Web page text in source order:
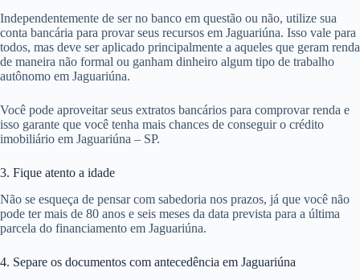
Independentemente de ser no banco em questão ou não, utilize sua
conta bancária para provar seus recursos em Jaguariúna. Isso vale para
todos, mas deve ser aplicado principalmente a aqueles que geram renda
de maneira não formal ou ganham dinheiro algum tipo de trabalho
autônomo em Jaguariúna.
Você pode aproveitar seus extratos bancários para comprovar renda e
isso garante que você tenha mais chances de conseguir o crédito
imobiliário em Jaguariúna – SP.
3. Fique atento a idade
Não se esqueça de pensar com sabedoria nos prazos, já que você não
pode ter mais de 80 anos e seis meses da data prevista para a última
parcela do financiamento em Jaguariúna.
4. Separe os documentos com antecedência em Jaguariúna